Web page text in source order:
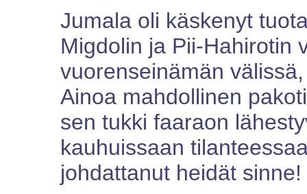
Jumala oli käskenyt
Migdolin ja Pii-Hahirotin
vuorenseinämän
Ainoa mahdollinen
sen tukki faaraon
kauhuissaan
johdattanut heidät sinne!